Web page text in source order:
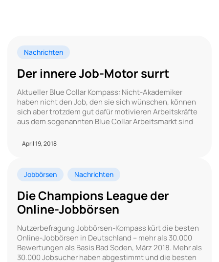
Nachrichten
Der innere Job-Motor surrt
Aktueller Blue Collar Kompass: Nicht-Akademiker
haben nicht den Job, den sie sich wünschen, können
sich aber trotzdem gut dafür motivieren Arbeitskräfte
aus dem sogenannten Blue Collar Arbeitsmarkt sind
April 19, 2018
Jobbörsen Nachrichten
Die Champions League der
Online-Jobbörsen
Nutzerbefragung Jobbörsen-Kompass kürt die besten
Online-Jobbörsen in Deutschland – mehr als 30.000
Bewertungen als Basis Bad Soden, März 2018. Mehr als
30.000 Jobsucher haben abgestimmt und die besten